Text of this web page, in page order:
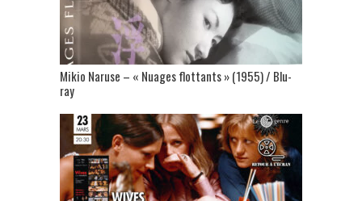
Mikio Naruse – « Nuages flottants » (1955) / Blu-
ray